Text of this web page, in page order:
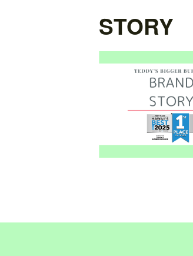
STORY